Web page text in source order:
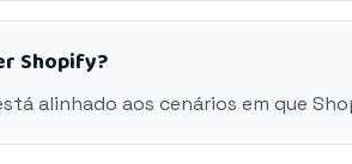
Shopify?
alinhado aos cenários em que